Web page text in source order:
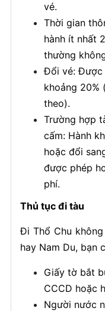
vé.
Thời gian
hành ít nhất
thường
Đổi vé: Được
khoảng 20%
theo).
Trường hợp
cấm: Hành
hoặc đổi
được phép
phí.
Thủ tục đi tàu
Đi Thổ Chu
hay Nam Du, bạn
Giấy tờ bắt
CCCD hoặc
Người nước